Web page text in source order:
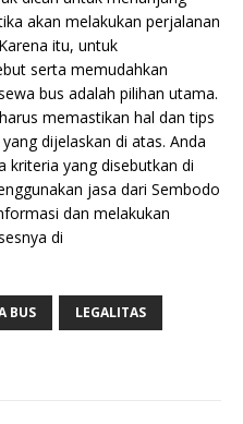
akan melakukan perjalanan
itu, untuk
serta memudahkan
bus adalah pilihan utama.
memastikan hal dan tips
dijelaskan di atas. Anda
kriteria yang disebutkan di
jasa dari Sembodo
dan melakukan
di
BUS LEGALITAS